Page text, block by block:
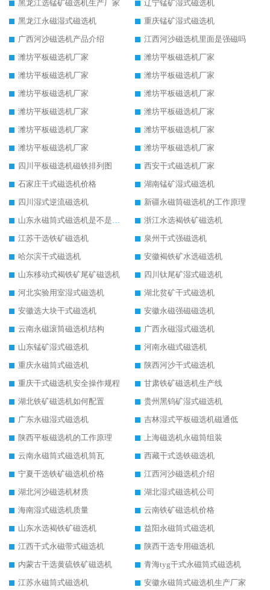
黑龙江选锰矿磁选机生产厂家
辽宁锰矿湿式磁选机
黑龙江永磁湿式磁选机
重庆锰矿湿式磁选机
广西河沙磁选机产品介绍
江西河沙磁选机里面是强磁吗
潍坊平板磁选机厂家
潍坊平板磁选机厂家
潍坊平板磁选机厂家
潍坊平板磁选机厂家
潍坊平板磁选机厂家
潍坊平板磁选机厂家
潍坊平板磁选机厂家
潍坊平板磁选机厂家
潍坊平板磁选机厂家
潍坊平板磁选机厂家
潍坊平板磁选机厂家
潍坊平板磁选机厂家
四川平板磁选机磁铁排列图
西安干式磁选机厂家
石家庄干式磁选机价格
湖南锰矿湿式磁选机
四川湿式逆流磁选机
新疆永磁筒磁选机的工作原理
山东永磁筒式磁选机是不是强磁
浙江水选褐铁矿磁选机
江苏干选铁矿磁选机
泉州干式强磁选机
哈尔滨干式磁选机
安徽褐铁矿水选磁选机
山东移动式褐铁矿尾矿磁选机
四川钛尾矿湿式磁选机
河北实验用室湿式磁选机
湖北贫矿干式磁选机
安徽选大块干式磁选机
安徽永磁强磁磁选机
云南永磁滚筒磁选机结构
广西永磁湿式磁选机
山东锰矿湿式磁选机
河南永磁式磁选机
重庆永磁筒式磁选机
陕西河沙干式磁选机
重庆干式磁选机安全操作规程
甘肃铁矿磁选机生产线
湖北铁矿磁选机如何配置
贵州黑钨矿湿式磁选机
广东永磁湿式磁选机
吉林湿式平板磁选机磁通低
陕西平板磁选机的工作原理
上海磁选机永磁筒组装
云南永磁筒式磁选机筒瓦
西藏干式选铁磁选机
宁夏干选铁矿磁选机价格
江西河沙磁选机介绍
湖北河沙磁选机材质
湖北湿式磁选机公司
海南湿式磁选机质量
云南铁矿磁选机价格
山东水选褐铁矿磁选机
益阳永磁筒式磁选机
江西干式永磁带式磁选机
陕西干选专用磁选机
内蒙古干选黄硫铁矿磁选机
青海tyg干式永磁筒式磁选机
江苏永磁筒式磁选机
安徽永磁筒式磁选机生产厂家